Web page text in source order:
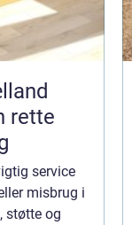
rette
service
misbrug i
støtte og